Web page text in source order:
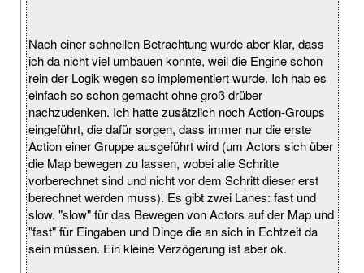
Nach einer schnellen Betrachtung wurde aber klar, dass
ich da nicht viel umbauen konnte, weil die Engine schon
rein der Logik wegen so implementiert wurde. Ich hab es
einfach so schon gemacht ohne groß drüber
nachzudenken. Ich hatte zusätzlich noch Action-Groups
eingeführt, die dafür sorgen, dass immer nur die erste
Action einer Gruppe ausgeführt wird (um Actors sich über
die Map bewegen zu lassen, wobei alle Schritte
vorberechnet sind und nicht vor dem Schritt dieser erst
berechnet werden muss). Es gibt zwei Lanes: fast und
slow. "slow" für das Bewegen von Actors auf der Map und
"fast" für Eingaben und Dinge die an sich in Echtzeit da
sein müssen. Ein kleine Verzögerung ist aber ok.